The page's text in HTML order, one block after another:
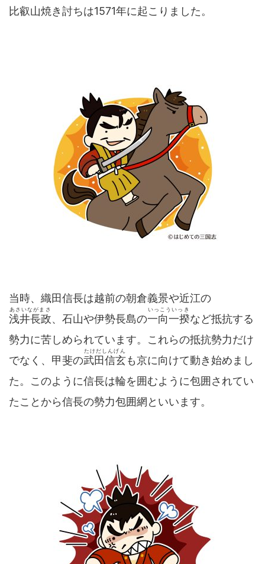
比叡山焼き討ちは1571年に起こりました。
当時、織田信長は越前の朝倉義景や近江の
浅井長政
あさいながまさ
、石山や伊勢長島の一向一揆
いっこういっき
など抵抗する
勢力に苦しめられています。これらの抵抗勢力だけ
でなく、甲斐の武田信玄
たけだしんげん
も京に向けて動き始めまし
た。このように信長は輪を囲むように包囲されてい
たことから信長の勢力包囲網といいます。